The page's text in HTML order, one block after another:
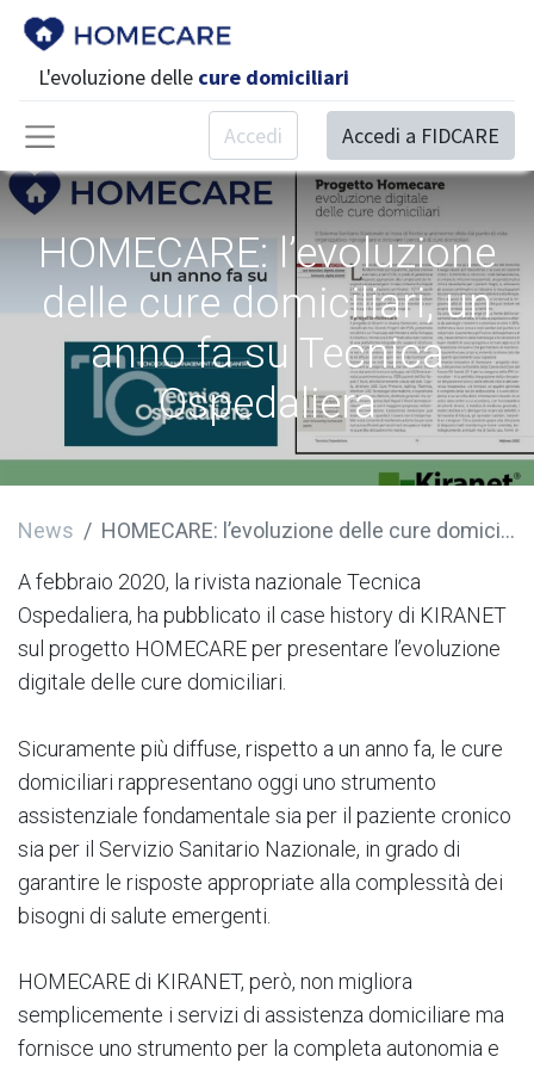
L'evoluzione delle cure domiciliari
Accedi Accedi a FIDCARE
HOMECARE: l’evoluzione
delle cure domiciliari, un
anno fa su Tecnica
Ospedaliera
News HOMECARE: l’evoluzione delle cure domiciliari, un anno fa su Tecnica Ospedaliera
A febbraio 2020, la rivista nazionale Tecnica
Ospedaliera, ha pubblicato il case history di KIRANET
sul progetto HOMECARE per presentare l’evoluzione
digitale delle cure domiciliari.
Sicuramente più diffuse, rispetto a un anno fa, le cure
domiciliari rappresentano oggi uno strumento
assistenziale fondamentale sia per il paziente cronico
sia per il Servizio Sanitario Nazionale, in grado di
garantire le risposte appropriate alla complessità dei
bisogni di salute emergenti.
HOMECARE di KIRANET, però, non migliora
semplicemente i servizi di assistenza domiciliare ma
fornisce uno strumento per la completa autonomia e